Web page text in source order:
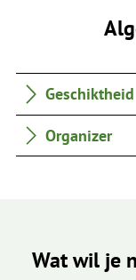
Geschiktheid
Organizer
Wat wil je